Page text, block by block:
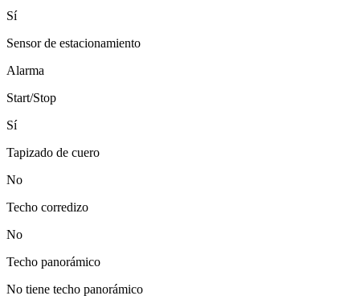
Sí
Sensor de estacionamiento
Alarma
Start/Stop
Sí
Tapizado de cuero
No
Techo corredizo
No
Techo panorámico
No tiene techo panorámico